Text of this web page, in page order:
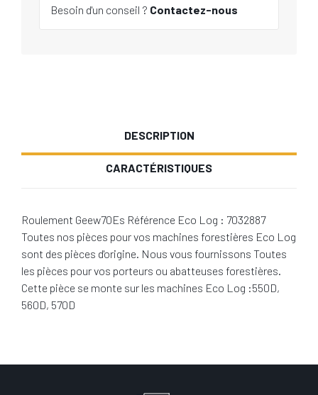
Besoin d'un conseil ? Contactez-nous
DESCRIPTION
CARACTÉRISTIQUES
Roulement Geew70Es Référence Eco Log : 7032887
Toutes nos pièces pour vos machines forestières Eco Log
sont des pièces d'origine. Nous vous fournissons Toutes
les pièces pour vos porteurs ou abatteuses forestières.
Cette pièce se monte sur les machines Eco Log :550D,
560D, 570D